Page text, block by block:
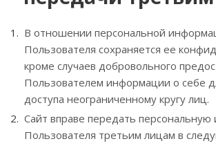
В отношении персональной
Пользователя сохраняется ее
кроме случаев добровольного
Пользователем информации о себе
доступа неограниченному кругу лиц.
Сайт вправе передать
Пользователя третьим лицам в